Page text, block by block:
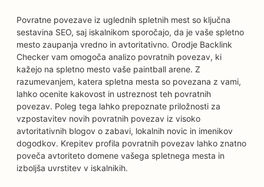
Povratne povezave iz uglednih spletnih mest so ključna
sestavina SEO, saj iskalnikom sporočajo, da je vaše spletno
mesto zaupanja vredno in avtoritativno. Orodje Backlink
Checker vam omogoča analizo povratnih povezav, ki
kažejo na spletno mesto vaše paintball arene. Z
razumevanjem, katera spletna mesta so povezana z vami,
lahko ocenite kakovost in ustreznost teh povratnih
povezav. Poleg tega lahko prepoznate priložnosti za
vzpostavitev novih povratnih povezav iz visoko
avtoritativnih blogov o zabavi, lokalnih novic in imenikov
dogodkov. Krepitev profila povratnih povezav lahko znatno
poveča avtoriteto domene vašega spletnega mesta in
izboljša uvrstitev v iskalnikih.